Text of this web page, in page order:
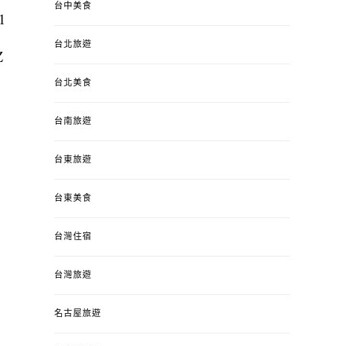
錯、認識華德福
ON
台中美食
台北旅遊
台北美食
台南旅遊
台東旅遊
台東美食
台灣住宿
台灣旅遊
名古屋旅遊